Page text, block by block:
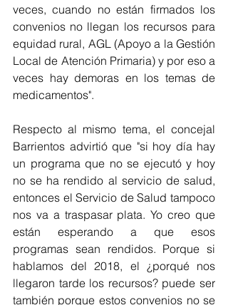
veces, cuando no están firmados los
convenios no llegan los recursos para
equidad rural, AGL (Apoyo a la Gestión
Local de Atención Primaria) y por eso a
veces hay demoras en los temas de
medicamentos".
Respecto al mismo tema, el concejal
Barrientos advirtió que "si hoy día hay
un programa que no se ejecutó y hoy
no se ha rendido al servicio de salud,
entonces el Servicio de Salud tampoco
nos va a traspasar plata. Yo creo que
están esperando a que esos
programas sean rendidos. Porque si
hablamos del 2018, el ¿porqué nos
llegaron tarde los recursos? puede ser
también porque estos convenios no se